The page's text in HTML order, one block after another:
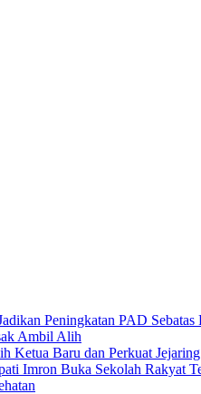
Peningkatan PAD Sebatas
Ambil Alih
Ketua Baru dan Perkuat Jejaring
Imron Buka Sekolah Rakyat